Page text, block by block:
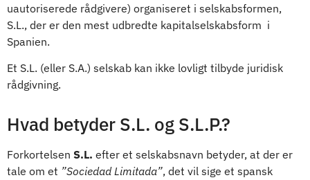
uautoriserede rådgivere) organiseret i selskabsformen,
S.L., der er den mest udbredte kapitalselskabsform i
Spanien.
Et S.L. (eller S.A.) selskab kan ikke lovligt tilbyde juridisk
rådgivning.
Hvad betyder S.L. og S.L.P.?
Forkortelsen S.L. efter et selskabsnavn betyder, at der er
tale om et ”Sociedad Limitada”, det vil sige et spansk